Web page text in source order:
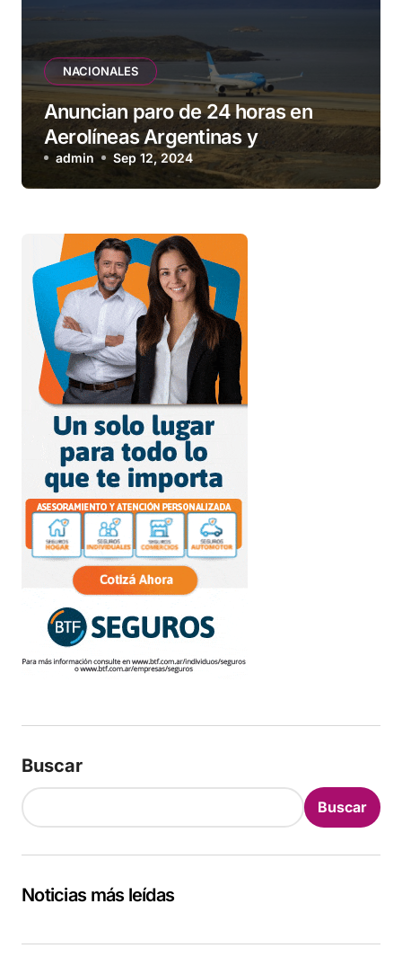
NACIONALES
Anuncian paro de 24 horas en
Aerolíneas Argentinas y
compañías low cost para el
viernes
admin Sep 12, 2024
Buscar
Buscar
Noticias más leídas